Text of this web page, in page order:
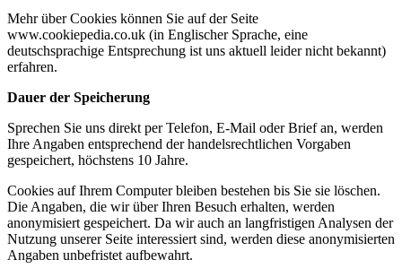
Mehr über Cookies können Sie auf der Seite
www.cookiepedia.co.uk (in Englischer Sprache, eine
deutschsprachige Entsprechung ist uns aktuell leider nicht bekannt)
erfahren.
Dauer der Speicherung
Sprechen Sie uns direkt per Telefon, E-Mail oder Brief an, werden
Ihre Angaben entsprechend der handelsrechtlichen Vorgaben
gespeichert, höchstens 10 Jahre.
Cookies auf Ihrem Computer bleiben bestehen bis Sie sie löschen.
Die Angaben, die wir über Ihren Besuch erhalten, werden
anonymisiert gespeichert. Da wir auch an langfristigen Analysen der
Nutzung unserer Seite interessiert sind, werden diese anonymisierten
Angaben unbefristet aufbewahrt.